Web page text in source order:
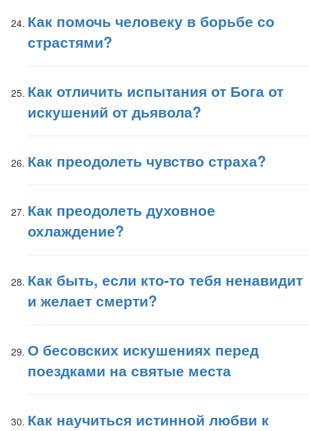
Как помочь человеку в борьбе со
страстями?
Как отличить испытания от Бога от
искушений от дьявола?
Как преодолеть чувство страха?
Как преодолеть духовное
охлаждение?
Как быть, если кто-то тебя ненавидит
и желает смерти?
О бесовских искушениях перед
поездками на святые места
Как научиться истинной любви к